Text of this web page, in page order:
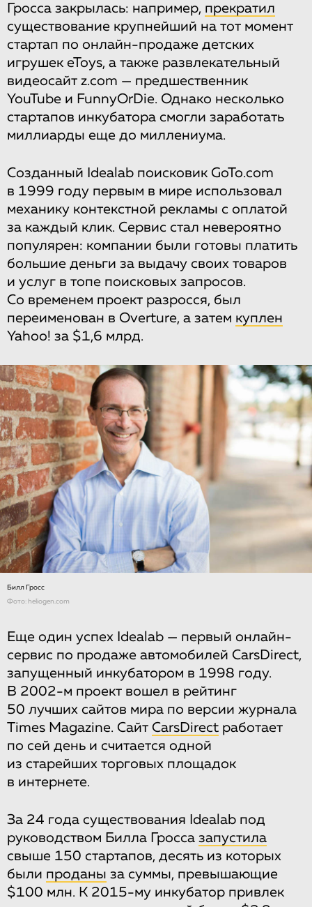
Гросса закрылась: например, прекратил
существование крупнейший на тот момент
стартап по онлайн-продаже детских
игрушек eToys, а также развлекательный
видеосайт z.com — предшественник
YouTube и FunnyOrDie. Однако несколько
стартапов инкубатора смогли заработать
миллиарды еще до миллениума.
Созданный Idealab поисковик GoTo.com
в 1999 году первым в мире использовал
механику контекстной рекламы с оплатой
за каждый клик. Сервис стал невероятно
популярен: компании были готовы платить
большие деньги за выдачу своих товаров
и услуг в топе поисковых запросов.
Со временем проект разросся, был
переименован в Overture, а затем куплен
Yahoo! за $1,6 млрд.
Билл Гросс
Фото: heliogen.com
Еще один успех Idealab — первый онлайн-
сервис по продаже автомобилей CarsDirect,
запущенный инкубатором в 1998 году.
В 2002-м проект вошел в рейтинг
50 лучших сайтов мира по версии журнала
Times Magazine. Сайт CarsDirect работает
по сей день и считается одной
из старейших торговых площадок
в интернете.
За 24 года существования Idealab под
руководством Билла Гросса запустила
свыше 150 стартапов, десять из которых
были проданы за суммы, превышающие
$100 млн. К 2015-му инкубатор привлек